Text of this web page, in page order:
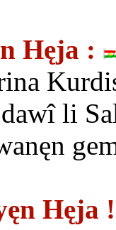
Hęja :
li
Hęja